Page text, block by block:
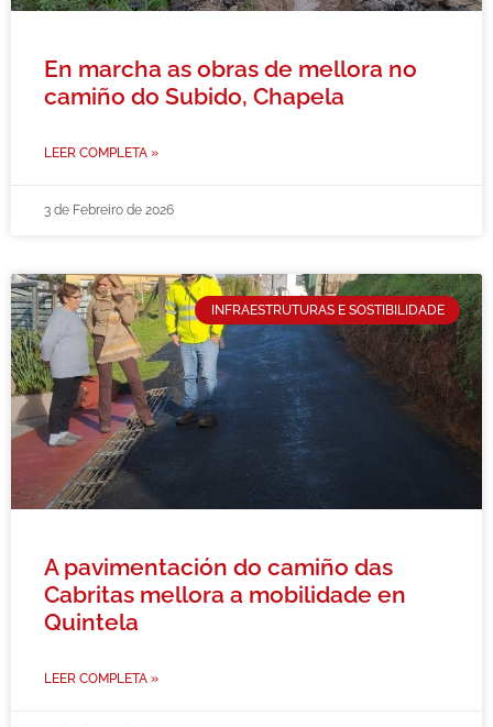
En marcha as obras de mellora no
camiño do Subido, Chapela
LEER COMPLETA »
3 de Febreiro de 2026
INFRAESTRUTURAS E SOSTIBILIDADE
A pavimentación do camiño das
Cabritas mellora a mobilidade en
Quintela
LEER COMPLETA »